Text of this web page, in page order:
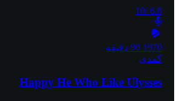
6.8
/10
1970 90 دقیقه
کمدی
Happy He Who Like Ulysses